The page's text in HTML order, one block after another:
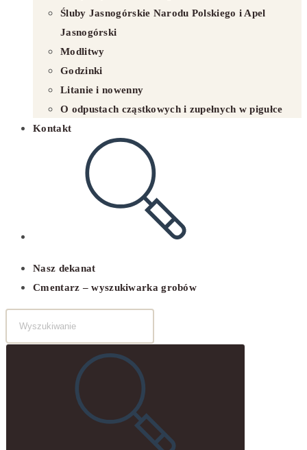
Śluby Jasnogórskie Narodu Polskiego i Apel
Jasnogórski
Modlitwy
Godzinki
Litanie i nowenny
O odpustach cząstkowych i zupełnych w pigułce
Kontakt
Nasz dekanat
Cmentarz – wyszukiwarka grobów